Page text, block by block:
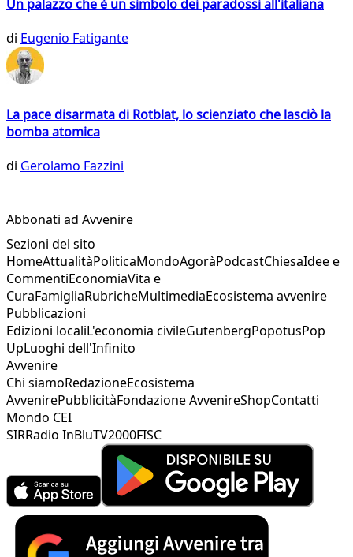
Un palazzo che è un simbolo dei paradossi all'italiana
di Eugenio Fatigante
La pace disarmata di Rotblat, lo scienziato che lasciò la
bomba atomica
di Gerolamo Fazzini
Abbonati ad Avvenire
Sezioni del sito
HomeAttualitàPoliticaMondoAgoràPodcastChiesaIdee e
CommentiEconomiaVita e
CuraFamigliaRubricheMultimediaEcosistema avvenire
Pubblicazioni
Edizioni localiL'economia civileGutenbergPopotusPop
UpLuoghi dell'Infinito
Avvenire
Chi siamoRedazioneEcosistema
AvvenirePubblicitàFondazione AvvenireShopContatti
Mondo CEI
SIRRadio InBluTV2000FISC